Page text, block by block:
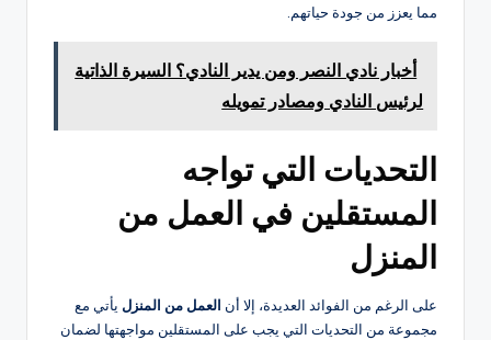
مما يعزز من جودة حياتهم.
أخبار نادي النصر ومن يدير النادي؟ السيرة الذاتية
لرئيس النادي ومصادر تمويله
التحديات التي تواجه
المستقلين في العمل من
المنزل
على الرغم من الفوائد العديدة، إلا أن العمل من المنزل يأتي مع
مجموعة من التحديات التي يجب على المستقلين مواجهتها لضمان